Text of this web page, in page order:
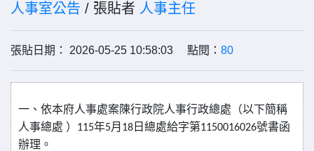
人事室公告 / 張貼者 人事主任
張貼日期： 2026-05-25 10:58:03 點閱： 80
一、依本府人事處案陳行政院人事行政總處（以下簡稱
人事總處 ） 115年5月 18 日總處給字第1150016026號書函
辦理。